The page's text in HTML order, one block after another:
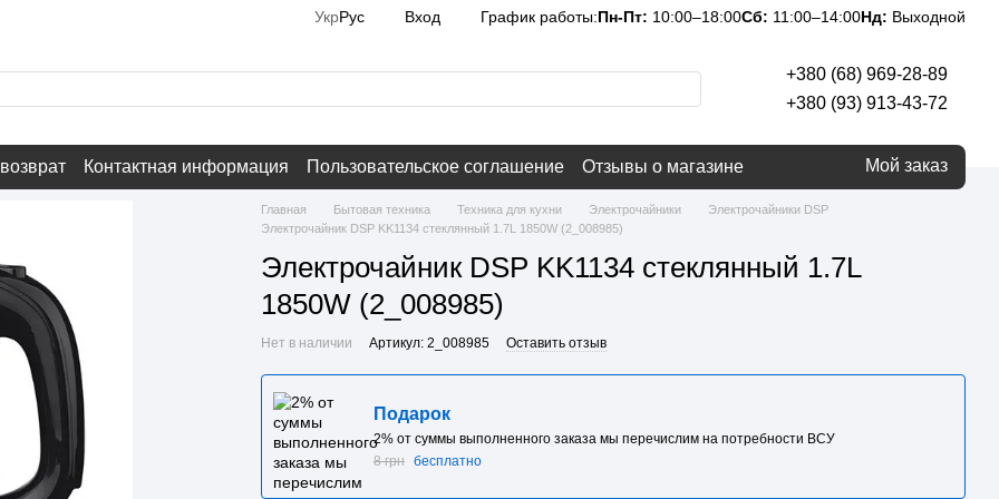
УкрРус Вход График работы:Пн-Пт: 10:00–18:00Сб: 11:00–14:00Нд: Выходной
+380 (68) 969-28-89
+380 (93) 913-43-72
Контактная информация Пользовательское соглашение Отзывы о магазине Мой заказ
Главная Бытовая техника Техника для кухни Электрочайники
Электрочайники DSP
Электрочайник DSP KK1134 стеклянный 1.7L 1850W (2_008985)
Электрочайник DSP KK1134 стеклянный 1.7L
1850W (2_008985)
Нет в наличии Артикул: 2_008985 Оставить отзыв
Подарок
2% от суммы выполненного заказа мы перечислим на потребности BCУ
8 грн бесплатно